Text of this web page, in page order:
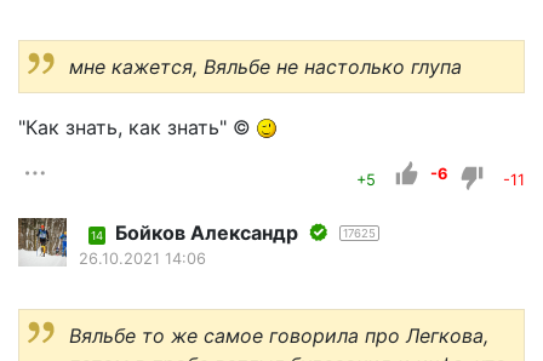
мне кажется, Вяльбе не настолько глупа
"Как знать, как знать" ©
+5 -6 -11
14 Бойков Александр 17625
26.10.2021 14:06
Вяльбе то же самое говорила про Легкова,